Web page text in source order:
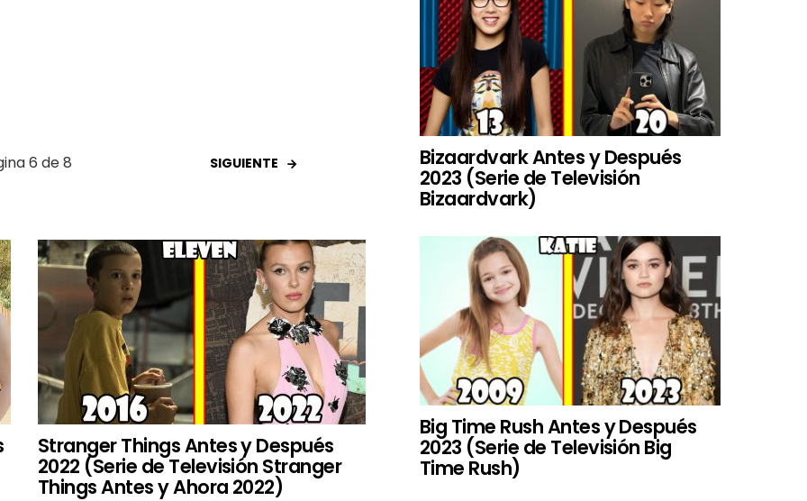
6 de 8 SIGUIENTE
Stranger Things Antes y Después
2022 (Serie de Televisión Stranger
Things Antes y Ahora 2022)
Bizaardvark Antes y Después
2023 (Serie de Televisión
Bizaardvark)
Big Time Rush Antes y Después
2023 (Serie de Televisión Big
Time Rush)